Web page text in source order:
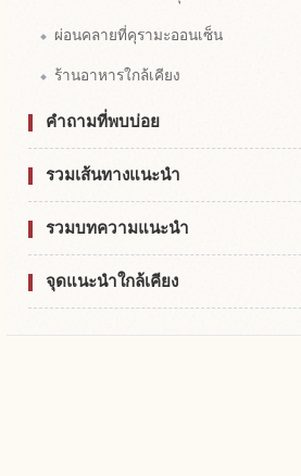
ผ่อนคลายที่คุรามะออนเซ็น
ร้านอาหารใกล้เคียง
คำถามที่พบบ่อย
รวมเส้นทางแนะนำ
รวมบทความแนะนำ
จุดแนะนำใกล้เคียง